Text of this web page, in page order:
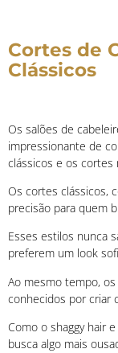
Cortes de
Clássicos
Os salões de
impressionante de
clássicos e os cortes
Os cortes clássicos,
precisão para quem
Esses estilos nunca
preferem um look
Ao mesmo tempo,
conhecidos por criar
Como o shaggy hair
busca algo mais